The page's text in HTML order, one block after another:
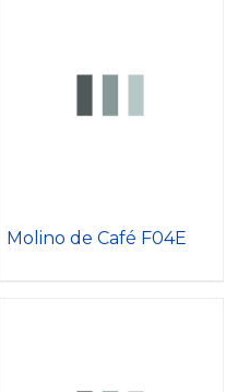
Molino de Café F04E